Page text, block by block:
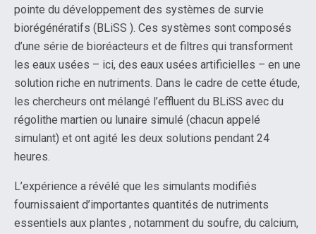
pointe du développement des systèmes de survie
biorégénératifs (BLiSS ). Ces systèmes sont composés
d’une série de bioréacteurs et de filtres qui transforment
les eaux usées – ici, des eaux usées artificielles – en une
solution riche en nutriments. Dans le cadre de cette étude,
les chercheurs ont mélangé l’effluent du BLiSS avec du
régolithe martien ou lunaire simulé (chacun appelé
simulant) et ont agité les deux solutions pendant 24
heures.
L’expérience a révélé que les simulants modifiés
fournissaient d’importantes quantités de nutriments
essentiels aux plantes , notamment du soufre, du calcium,